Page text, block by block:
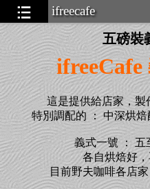
ifreecafe
五磅裝
這是提供給店家，製
特別調配的 ： 中深烘
義式一號 ： 五
各自烘焙好
目前野夫咖啡各店